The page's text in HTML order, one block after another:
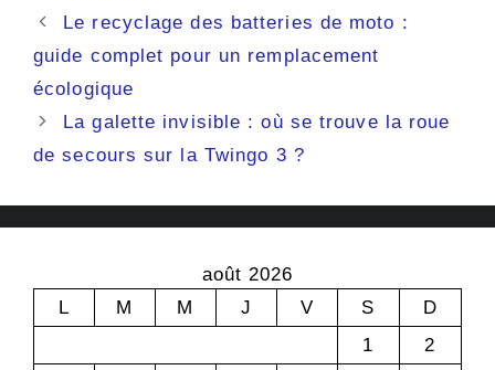
Le recyclage des batteries de moto :
guide complet pour un remplacement
écologique
La galette invisible : où se trouve la roue
de secours sur la Twingo 3 ?
août 2026
L
M M J V S
D
1
2